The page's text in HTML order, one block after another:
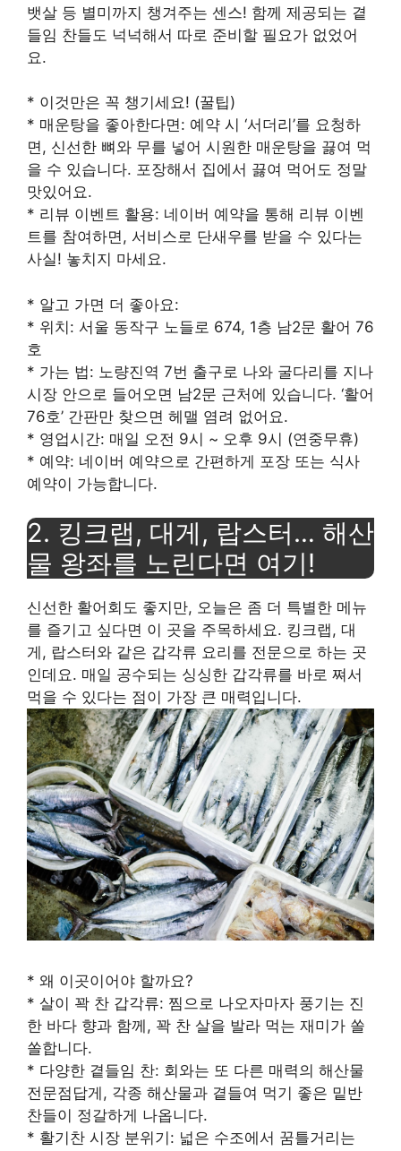
뱃살 등 별미까지 챙겨주는 센스! 함께 제공되는 곁
들임 찬들도 넉넉해서 따로 준비할 필요가 없었어
요.
* 이것만은 꼭 챙기세요! (꿀팁)
* 매운탕을 좋아한다면: 예약 시 ‘서더리’를 요청하
면, 신선한 뼈와 무를 넣어 시원한 매운탕을 끓여 먹
을 수 있습니다. 포장해서 집에서 끓여 먹어도 정말
맛있어요.
* 리뷰 이벤트 활용: 네이버 예약을 통해 리뷰 이벤
트를 참여하면, 서비스로 단새우를 받을 수 있다는
사실! 놓치지 마세요.
* 알고 가면 더 좋아요:
* 위치: 서울 동작구 노들로 674, 1층 남2문 활어 76
호
* 가는 법: 노량진역 7번 출구로 나와 굴다리를 지나
시장 안으로 들어오면 남2문 근처에 있습니다. ‘활어
76호’ 간판만 찾으면 헤맬 염려 없어요.
* 영업시간: 매일 오전 9시 ~ 오후 9시 (연중무휴)
* 예약: 네이버 예약으로 간편하게 포장 또는 식사
예약이 가능합니다.
2. 킹크랩, 대게, 랍스터… 해산
물 왕좌를 노린다면 여기!
신선한 활어회도 좋지만, 오늘은 좀 더 특별한 메뉴
를 즐기고 싶다면 이 곳을 주목하세요. 킹크랩, 대
게, 랍스터와 같은 갑각류 요리를 전문으로 하는 곳
인데요. 매일 공수되는 싱싱한 갑각류를 바로 쪄서
먹을 수 있다는 점이 가장 큰 매력입니다.
* 왜 이곳이어야 할까요?
* 살이 꽉 찬 갑각류: 찜으로 나오자마자 풍기는 진
한 바다 향과 함께, 꽉 찬 살을 발라 먹는 재미가 쏠
쏠합니다.
* 다양한 곁들임 찬: 회와는 또 다른 매력의 해산물
전문점답게, 각종 해산물과 곁들여 먹기 좋은 밑반
찬들이 정갈하게 나옵니다.
* 활기찬 시장 분위기: 넓은 수조에서 꿈틀거리는